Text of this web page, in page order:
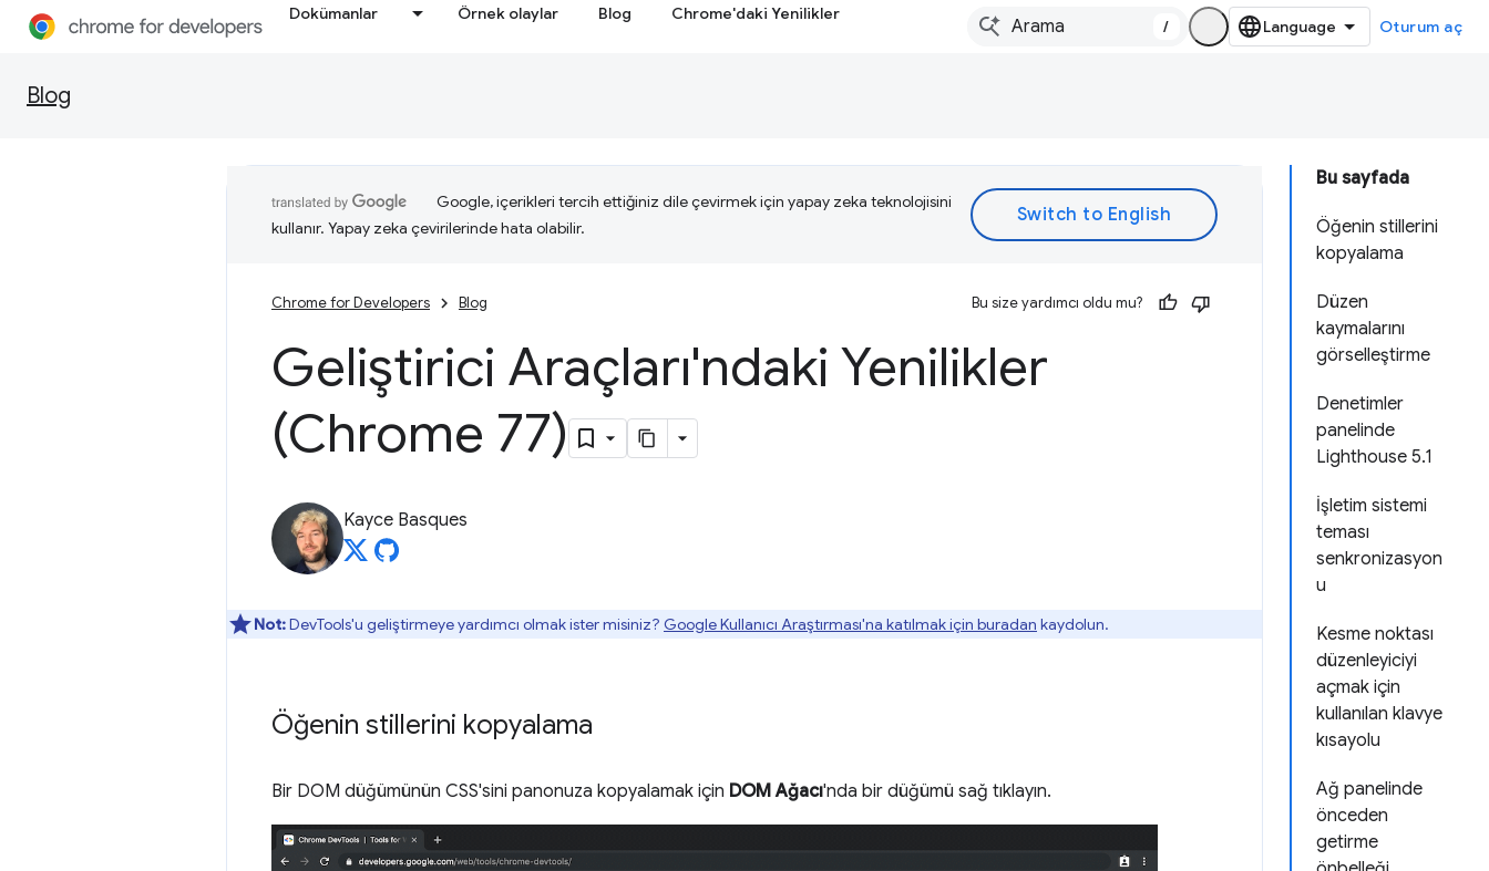
Dokümanlar Örnek olaylar Blog Chrome'daki Yenilikler
/ Oturum aç
Blog
Bu sayfada
Öğenin stillerini
kopyalama
Düzen
kaymalarını
görselleştirme
Denetimler
panelinde
Lighthouse 5.1
İşletim sistemi
teması
senkronizasyon
u
Kesme noktası
düzenleyiciyi
açmak için
kullanılan klavye
kısayolu
Ağ panelinde
önceden
getirme
Google, içerikleri tercih ettiğiniz dile çevirmek için yapay zeka teknolojisini
kullanır. Yapay zeka çevirilerinde hata olabilir.
Chrome for Developers Blog Bu size yardımcı oldu mu?
Geliştirici Araçları'ndaki Yenilikler
(Chrome 77)
Kayce Basques
Not:DevTools'u geliştirmeye yardımcı olmak ister misiniz? Google Kullanıcı Araştırması'na katılmak için buradan kaydolun.
Öğenin stillerini kopyalama
Bir DOM düğümünün CSS'sini panonuza kopyalamak için DOM Ağacı'nda bir düğümü sağ tıklayın.